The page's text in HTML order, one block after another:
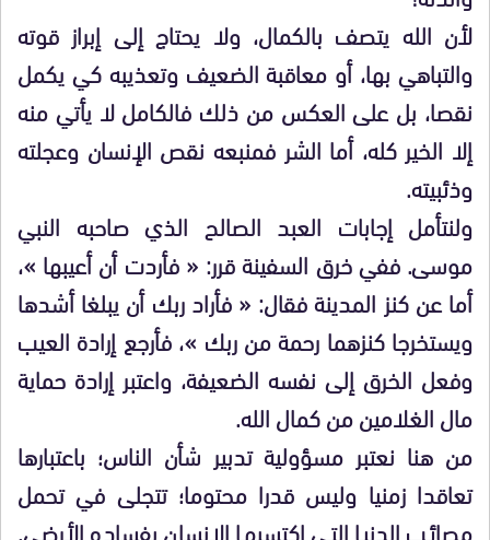
لأن الله يتصف بالكمال، ولا يحتاج إلى إبراز قوته
والتباهي بها، أو معاقبة الضعيف وتعذيبه كي يكمل
نقصا، بل على العكس من ذلك فالكامل لا يأتي منه
إلا الخير كله، أما الشر فمنبعه نقص الإنسان وعجلته
وذئبيته.
ولنتأمل إجابات العبد الصالح الذي صاحبه النبي
موسى. ففي خرق السفينة قرر: « فأردت أن أعيبها »،
أما عن كنز المدينة فقال: « فأراد ربك أن يبلغا أشدها
ويستخرجا كنزهما رحمة من ربك »، فأرجع إرادة العيب
وفعل الخرق إلى نفسه الضعيفة، واعتبر إرادة حماية
مال الغلامين من كمال الله.
من هنا نعتبر مسؤولية تدبير شأن الناس؛ باعتبارها
تعاقدا زمنيا وليس قدرا محتوما؛ تتجلى في تحمل
مصائب الدنيا التي اكتسبها الإنسان بفساده الأرضي.